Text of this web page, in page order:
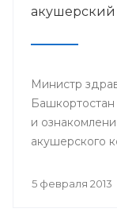
акушерский
Министр
и
акушерского
5 февраля 2013